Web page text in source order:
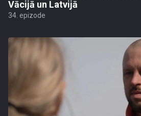
Vācijā un Latvijā
34. epizode